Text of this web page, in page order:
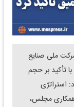
ملی صنایع
با تأکید بر حجم
استراتژی
همکاری مجلس،